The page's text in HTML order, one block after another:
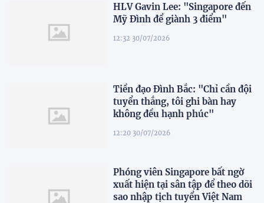
HLV Gavin Lee: "Singapore đến
Mỹ Đình để giành 3 điểm"
12:32 30/07/2026
Tiền đạo Đình Bắc: "Chỉ cần đội
tuyển thắng, tôi ghi bàn hay
không đều hạnh phúc"
12:20 30/07/2026
Phóng viên Singapore bất ngờ
xuất hiện tại sân tập để theo dõi
sao nhập tịch tuyển Việt Nam